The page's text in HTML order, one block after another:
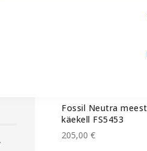
Fossil Neutra
käekell FS5453
205,00 €